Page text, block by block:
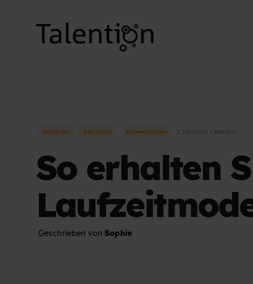
Jobbörsen Recruiting Stellenanzeigen 2 Minuten Lesezeit
So erhalten
Geschrieben von Sophie